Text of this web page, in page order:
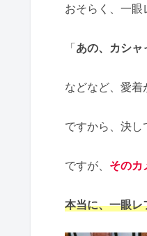
おそらく、一眼
「あの、カシ
などなど、愛着
ですから、決し
ですが、 そのカ
本当に、一眼レ